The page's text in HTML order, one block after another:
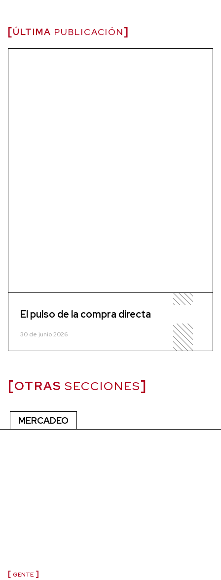
ÚLTIMA PUBLICACIÓN
El pulso de la compra directa
30 de junio 2026
OTRAS SECCIONES
MERCADEO
GENTE